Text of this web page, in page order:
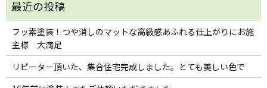
フッ素塗装！つや消しのマットな高級感あふれる仕上がりにお施
主様 大満足
リピーター頂いた、集合住宅完成しました。とても美しい色で